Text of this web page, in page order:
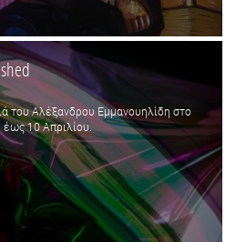
του Αλέξανδρου Εμμανουηλίδη στο
10 Απριλίου.